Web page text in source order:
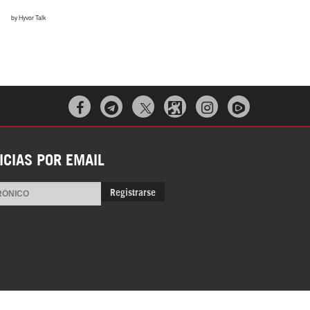
  
POR EMAIL
Registrarse